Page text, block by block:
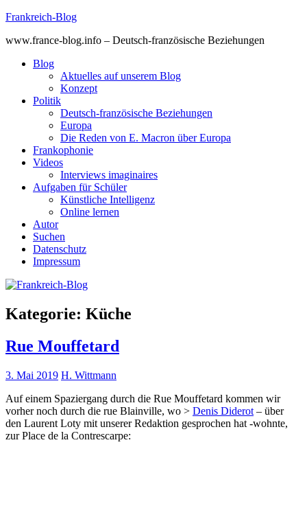
Skip
content
Frankreich-Blog
www.france-blog.info – Deutsch-französische Beziehungen
Blog
Aktuelles auf unserem Blog
Konzept
Politik
Deutsch-französische Beziehungen
Europa
Die Reden von E. Macron über Europa
Frankophonie
Videos
Interviews imaginaires
Aufgaben für Schüler
Künstliche Intelligenz
Online lernen
Autor
Suchen
Datenschutz
Impressum
Kategorie: Küche
Rue Mouffetard
3. Mai 2019 H. Wittmann
Auf einem Spaziergang durch die Rue Mouffetard kommen wir
vorher noch durch die rue Blainville, wo > Denis Diderot – über
den Laurent Loty mit unserer Redaktion gesprochen hat -wohnte,
zur Place de la Contrescarpe: